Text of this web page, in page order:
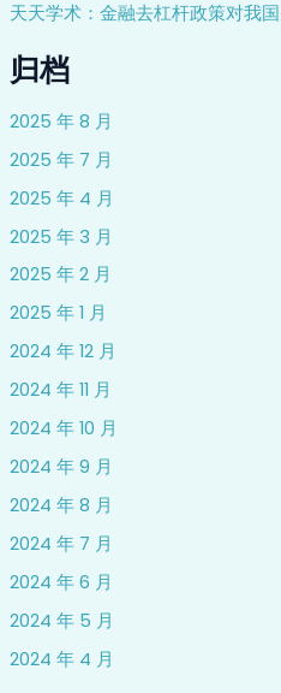
天天学术：金融去杠杆政策对我
归档
2025 年 8 月
2025 年 7 月
2025 年 4 月
2025 年 3 月
2025 年 2 月
2025 年 1 月
2024 年 12 月
2024 年 11 月
2024 年 10 月
2024 年 9 月
2024 年 8 月
2024 年 7 月
2024 年 6 月
2024 年 5 月
2024 年 4 月